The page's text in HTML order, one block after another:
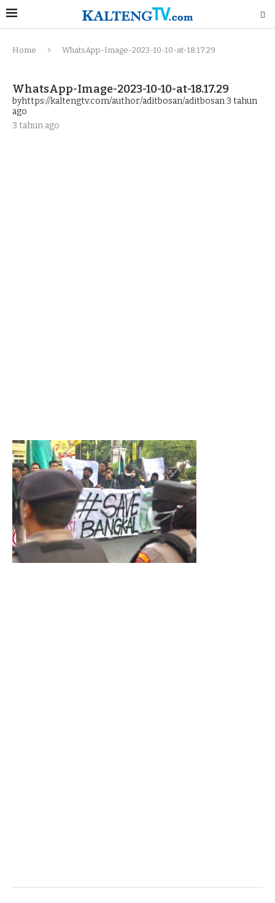
Home WhatsApp-Image-2023-10-10-at-18.17.29
WhatsApp-Image-2023-10-10-at-18.17.29
byhttps://kaltengtv.com/author/aditbosan/aditbosan3 tahun
ago
3 tahun ago